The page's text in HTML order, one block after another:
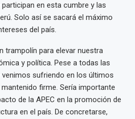
en esta cumbre y las
Solo así se sacará el máximo
del país.
trampolín para elevar nuestra
y política. Pese a todas las
sufriendo en los últimos
firme. Sería importante
de la APEC en la promoción de
en el país. De concretarse,